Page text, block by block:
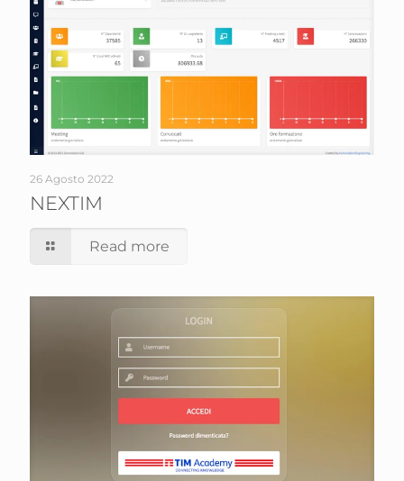
26 Agosto 2022
NEXTIM
Read more